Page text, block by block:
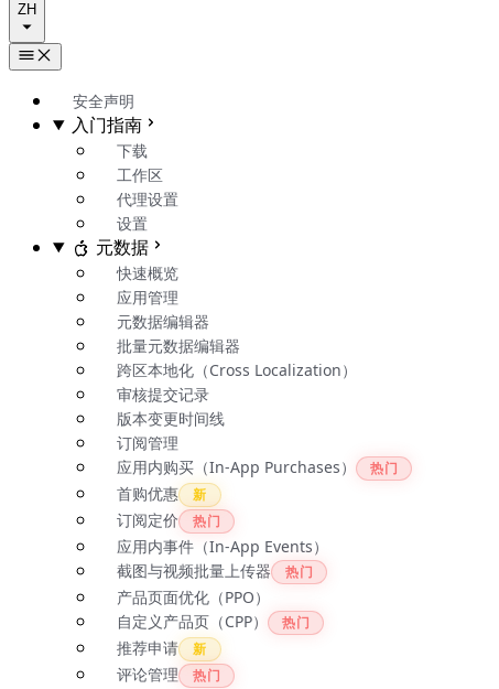
ZH
安全声明
入门指南
下载
工作区
代理设置
设置
元数据
快速概览
应用管理
元数据编辑器
批量元数据编辑器
跨区本地化（Cross Localization）
审核提交记录
版本变更时间线
订阅管理
应用内购买（In-App Purchases）
热门
首购优惠 新
订阅定价 热门
应用内事件（In-App Events）
截图与视频批量上传器
热门
产品页面优化（PPO）
自定义产品页（CPP）
热门
推荐申请 新
评论管理 热门